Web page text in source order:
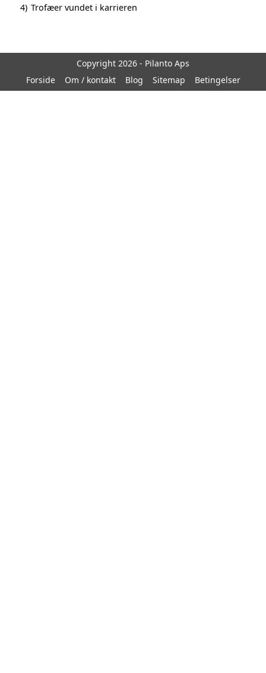
4) Trofæer vundet i karrieren
Copyright 2026 - Pilanto Aps
Forside
Om / kontakt Blog Sitemap Betingelser